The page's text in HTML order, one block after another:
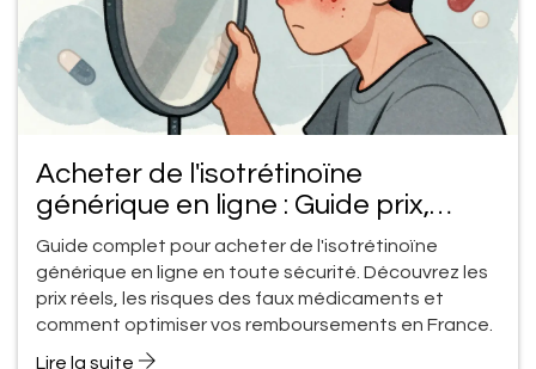
Acheter de l'isotrétinoïne
générique en ligne : Guide prix,
pharmacies et sécurité
Guide complet pour acheter de l'isotrétinoïne
générique en ligne en toute sécurité. Découvrez les
prix réels, les risques des faux médicaments et
comment optimiser vos remboursements en France.
Lire la suite